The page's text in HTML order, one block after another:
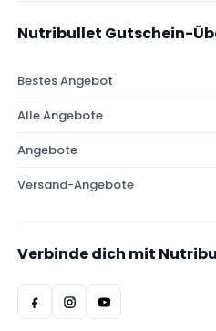
Nutribullet Gutschein-
Bestes Angebot
Alle Angebote
Angebote
Versand-Angebote
Verbinde dich mit